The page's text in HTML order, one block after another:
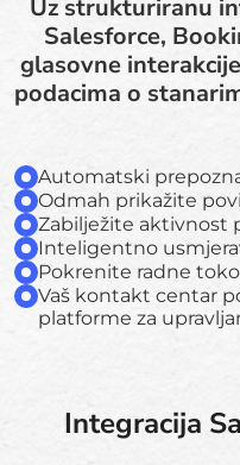
Uz strukturiranu
Salesforce,
glasovne
podacima o
Automatski
Odmah prikažite
Zabilježite aktivnost
Inteligentno
Pokrenite radne
Vaš kontakt centar
platforme za
Integracija